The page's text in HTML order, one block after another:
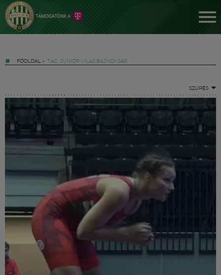
FŐOLDAL » TAG: JUNIOR VILÁGBAJNOKSÁG
SZŰRÉS
Jegyek
FM YouTube +
Hírek
Labdarúgás
Szakosztályok